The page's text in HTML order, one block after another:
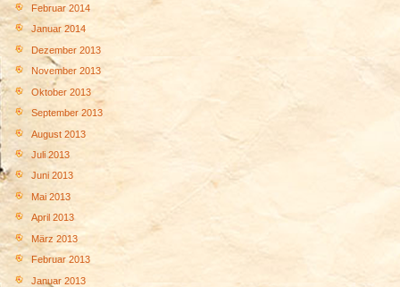
Februar 2014
Januar 2014
Dezember 2013
November 2013
Oktober 2013
September 2013
August 2013
Juli 2013
Juni 2013
Mai 2013
April 2013
März 2013
Februar 2013
Januar 2013